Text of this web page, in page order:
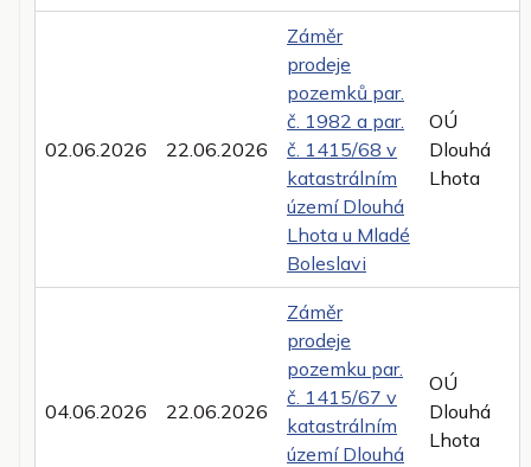
02.06.2026 22.06.2026
Záměr
prodeje
pozemků par.
č. 1982 a par.
č. 1415/68 v
katastrálním
území Dlouhá
Lhota u Mladé
Boleslavi
OÚ
Dlouhá
Lhota
04.06.2026 22.06.2026
Záměr
prodeje
pozemku par.
č. 1415/67 v
katastrálním
území Dlouhá
OÚ
Dlouhá
Lhota